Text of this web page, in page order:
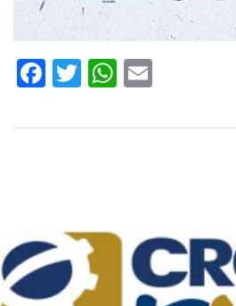
Facebook
TwitterWhatsApp